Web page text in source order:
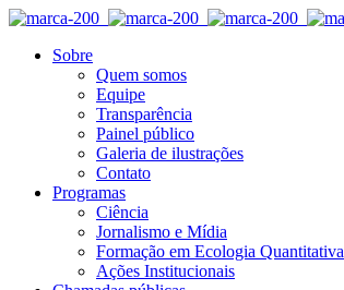
Sobre
Quem somos
Equipe
Transparência
Painel público
Galeria de ilustrações
Contato
Programas
Ciência
Jornalismo e Mídia
Formação em Ecologia Quantitativa
Ações Institucionais